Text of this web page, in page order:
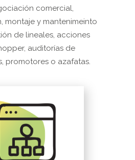
comercial,
montaje y mantenimeinto
de lineales, acciones
auditorías de
promotores o azafatas.